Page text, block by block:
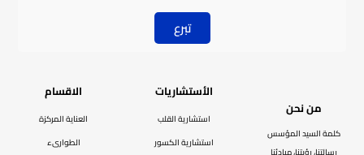
الاقسام
العناية المركزة
الطوارىء
الأستشاريات
استشارية القلب
استشارية الكسور
من نحن
كلمة السيد المؤسس
تبرع